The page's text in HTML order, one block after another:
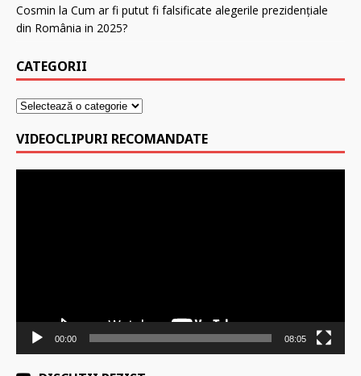
Cosmin la Cum ar fi putut fi falsificate alegerile prezidenţiale
din România in 2025?
CATEGORII
VIDEOCLIPURI RECOMANDATE
00:00 08:05